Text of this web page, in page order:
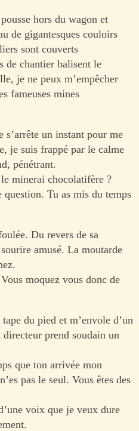
hors du wagon et
de gigantesques couloirs
sont couverts
de chantier balisent le
je ne peux m’empêcher
fameuses mines
s’arrête un instant pour me
je suis frappé par le calme
pénétrant.
minerai chocolatifère ?
Tu as mis du temps
Du revers de sa
amusé. La moutarde
moquez vous donc de
du pied et m’envole d’un
prend soudain un
que ton arrivée mon
pas le seul. Vous êtes des
voix que je veux dure